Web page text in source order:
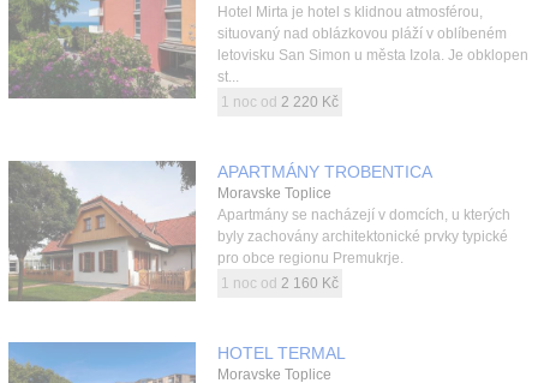
Hotel Mirta je hotel s klidnou atmosférou,
situovaný nad oblázkovou pláží v oblíbeném
letovisku San Simon u města Izola. Je obklopen
st...
1 noc od 2 220 Kč
APARTMÁNY TROBENTICA
Moravske Toplice
Apartmány se nacházejí v domcích, u kterých
byly zachovány architektonické prvky typické
pro obce regionu Premukrje.
1 noc od 2 160 Kč
HOTEL TERMAL
Moravske Toplice